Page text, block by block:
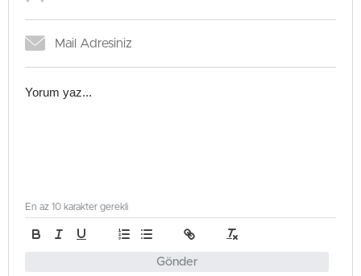
Gönder
En az 10 karakter gerekli